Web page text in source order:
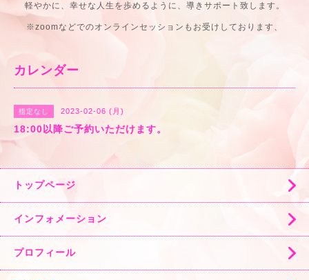
軽やかに、幸せな人生を歩めるように、導きサポート致します。
※zoomなどでのオンラインセッションもお受けしております、
カレンダー
指定なし 2023-02-06 (月)
18:00以降ご予約いただけます。
トップページ
インフォメーション
プロフィール